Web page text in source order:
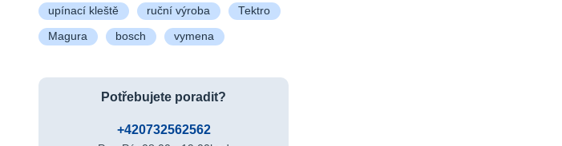
upínací kleště ruční výroba Tektro
Magura bosch vymena
Potřebujete poradit?
+420732562562